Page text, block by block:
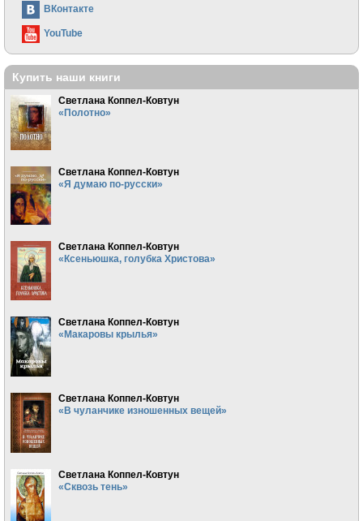
ВКонтакте
YouTube
Купить наши книги
Светлана Коппел-Ковтун
«Полотно»
Светлана Коппел-Ковтун
«Я думаю по-русски»
Светлана Коппел-Ковтун
«Ксеньюшка, голубка Христова»
Светлана Коппел-Ковтун
«Макаровы крылья»
Светлана Коппел-Ковтун
«В чуланчике изношенных вещей»
Светлана Коппел-Ковтун
«Сквозь тень»